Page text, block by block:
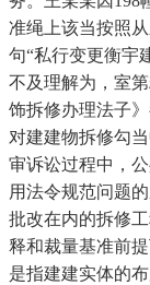
准绳上该当按照
句“私行变更衡宇
不及理解为，室
饰拆修办理法子
对建建物拆修勾
审诉讼过程中，
用法令规范问题
批改在内的拆修
释和裁量基准前
是指建建实体的